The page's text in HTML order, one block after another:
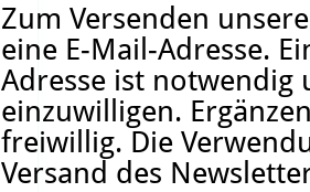
Zum Versenden
eine E-Mail-Adresse.
Adresse ist notwendig
einzuwilligen.
freiwillig. Die
Versand des